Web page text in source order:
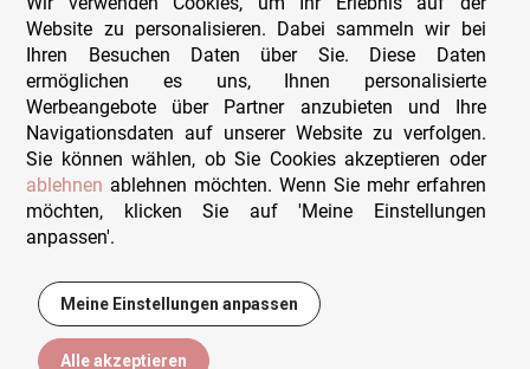
7,95 €
Herstellungsland
Widerruf
Sitemap
Beratung & Support
Wir sind persönlich erreichbar
+49 (0)341 4912 210
Kontakt-Formular
Website zu personalisieren. Dabei sammeln wir bei
Ihren Besuchen Daten über Sie. Diese Daten
ermöglichen es uns, Ihnen personalisierte
Werbeangebote über Partner anzubieten und Ihre
Navigationsdaten auf unserer Website zu verfolgen.
Sie können wählen, ob Sie Cookies akzeptieren oder
ablehnen ablehnen möchten. Wenn Sie mehr erfahren
möchten, klicken Sie auf 'Meine Einstellungen
anpassen'.
Meine Einstellungen anpassen
Alle akzeptieren